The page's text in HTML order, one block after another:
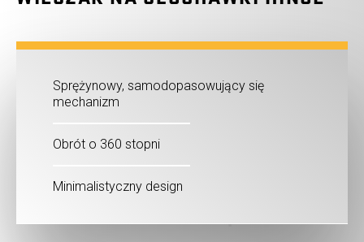
Sprężynowy, samodopasowujący się
mechanizm
Obrót o 360 stopni
Minimalistyczny design